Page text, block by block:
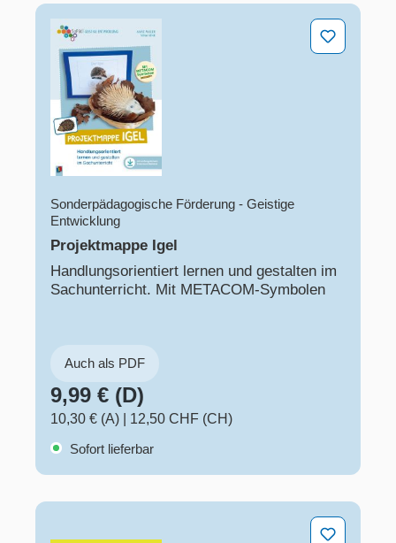
Projektmappe Igel
Sonderpädagogische Förderung - Geistige
Entwicklung
Projektmappe Igel
Handlungsorientiert lernen und gestalten im
Sachunterricht. Mit METACOM-Symbolen
Auch als PDF
9,99 € (D)
10,30 € (A)
12,50 CHF (CH)
Sofort lieferbar